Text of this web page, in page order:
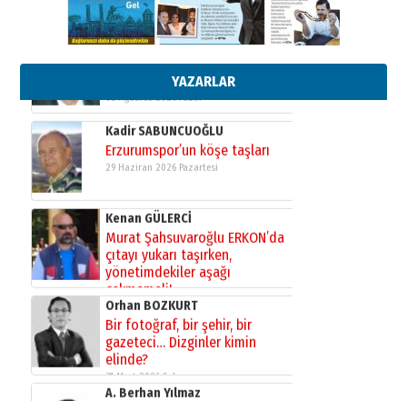
YAZARLAR
Esat BİNDESEN
Başkan Sekmen’den Erzurum’a
bir vizyon proje daha!
02 Ağustos 2026 Pazar
Kadir SABUNCUOĞLU
Erzurumspor’un köşe taşları
29 Haziran 2026 Pazartesi
Kenan GÜLERCİ
Murat Şahsuvaroğlu ERKON’da
çıtayı yukarı taşırken,
yönetimdekiler aşağı
çekmemeli!
17 Şubat 2026 SalıOrhan BOZKURT
Bir fotoğraf, bir şehir, bir
gazeteci… Dizginler kimin
elinde?
31 Mart 2026 Salı
A. Berhan Yılmaz
BİR BÖLÜM DEĞİL, BİR ÖMÜR